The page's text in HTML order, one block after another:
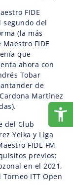
FIDE
segundo del
(la más
FIDE
que
ahora con
Tobar
de
Martínez
del Club
Yeika y Liga
FIDE FM
previos:
en el 2021,
ITT Open